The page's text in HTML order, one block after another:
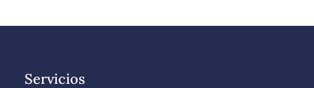
Servicios